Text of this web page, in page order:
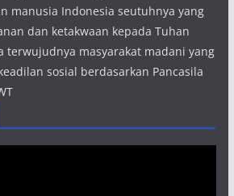
manusia Indonesia seutuhnya yang
dan ketakwaan kepada Tuhan
terwujudnya masyarakat madani yang
sosial berdasarkan Pancasila